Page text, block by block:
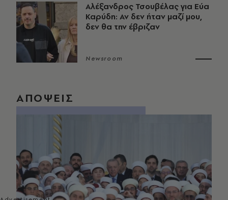
Αλέξανδρος Τσουβέλας για Εύα
Καρύδη: Αν δεν ήταν μαζί μου,
δεν θα την έβριζαν
Newsroom
ΑΠΟΨΕΙΣ